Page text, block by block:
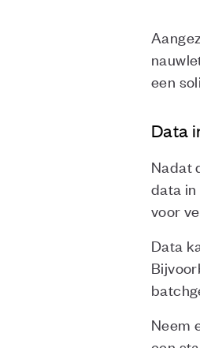
een
Data
Nadat
data
voor
Data
Neem